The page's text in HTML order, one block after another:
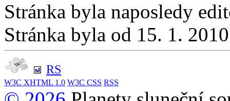
Stránka byla naposledy
Stránka byla od 15. 1.
RS
W3C XHTML 1.0 W3C CSS RSS